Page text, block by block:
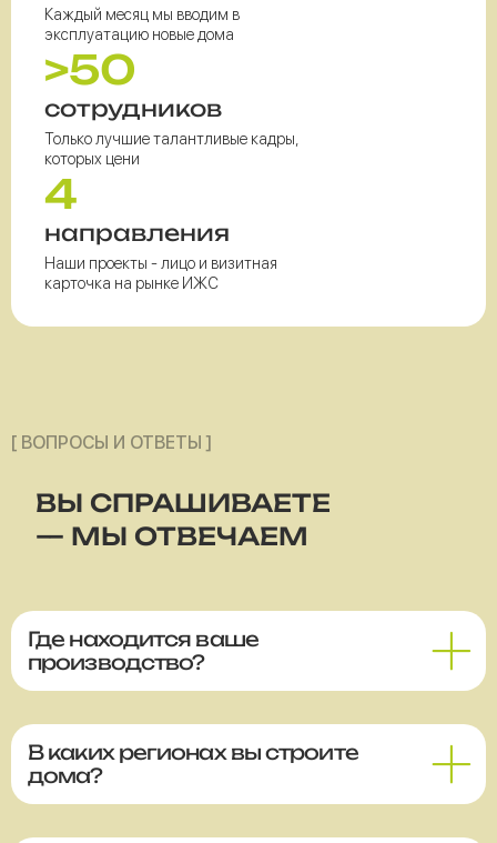
Каждый месяц мы вводим в
эксплуатацию новые дома
>50
сотрудников
Только лучшие талантливые кадры,
которых цени
4
направления
Наши проекты - лицо и визитная
карточка на рынке ИЖС
[ ВОПРОСЫ И ОТВЕТЫ ]
ВЫ СПРАШИВАЕТЕ
— МЫ ОТВЕЧАЕМ
Где находится ваше
производство?
В каких регионах вы строите
дома?